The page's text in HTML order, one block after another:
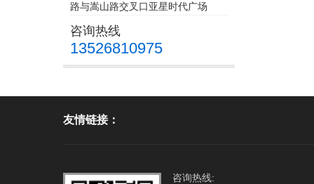
路与嵩山路交叉口亚星时代广场
咨询热线
13526810975
友情链接：
咨询热线: